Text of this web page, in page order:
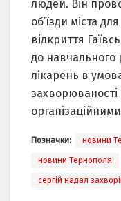
людей. Він
об’їзди міста
відкриття
до навчального
лікарень в
Позначки: новини
новини Тернополя
сергій надал